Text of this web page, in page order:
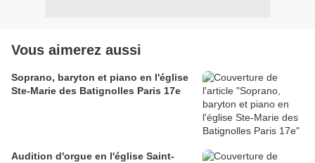
Vous aimerez aussi
Soprano, baryton et piano en l'église
Ste-Marie des Batignolles Paris 17e
Audition d'orgue en l'église Saint-